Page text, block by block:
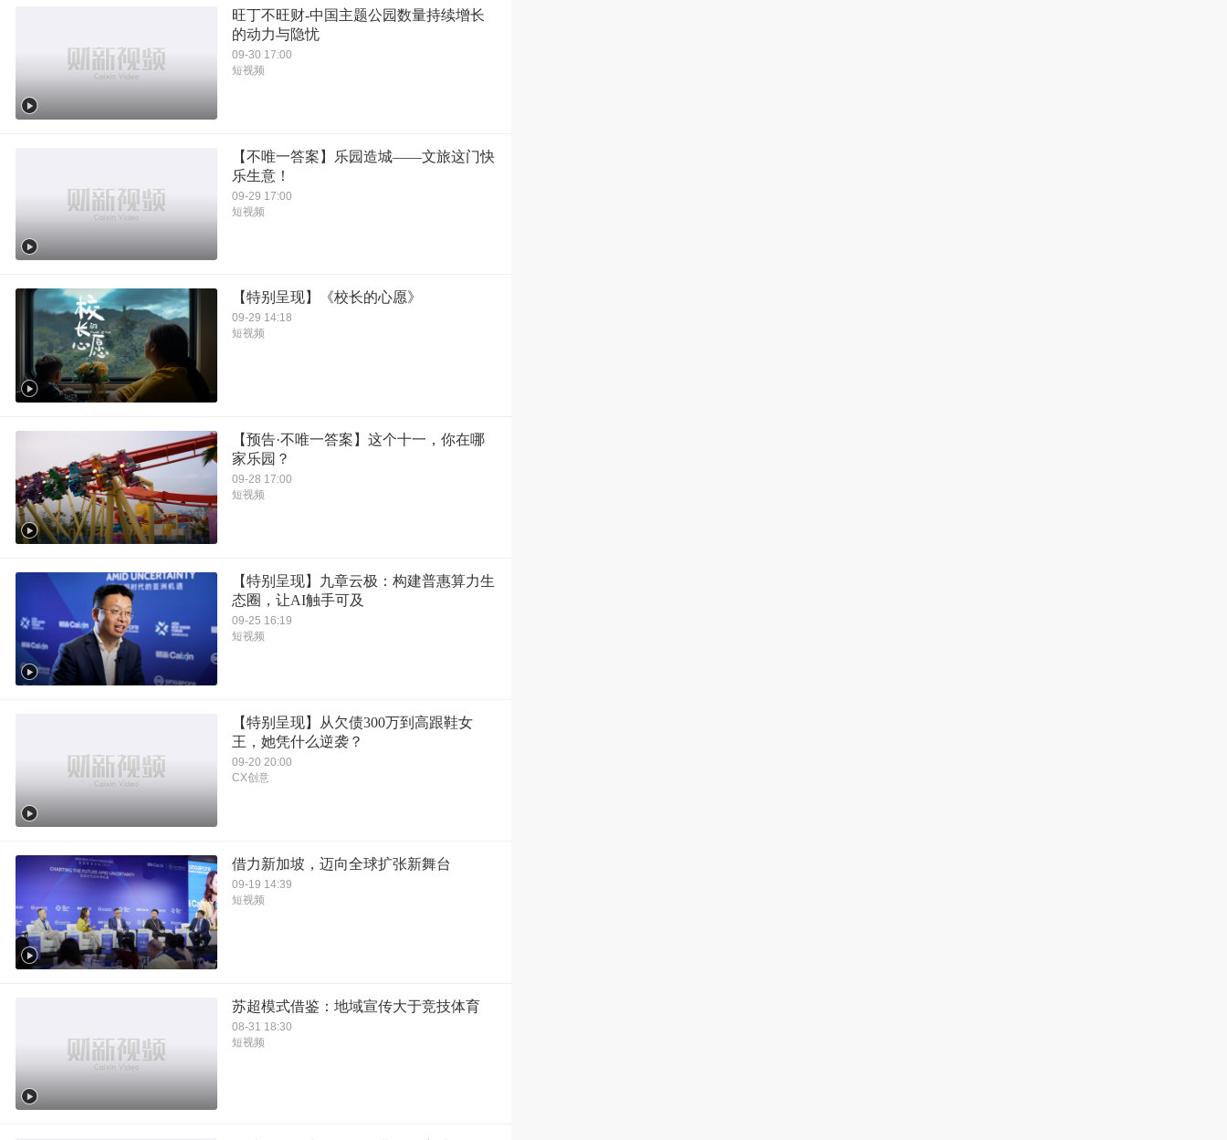
旺丁不旺财-中国主题公园数量持续增长
的动力与隐忧
09-30 17:00
短视频
【不唯一答案】乐园造城——文旅这门快
乐生意！
09-29 17:00
短视频
【特别呈现】《校长的心愿》
09-29 14:18
短视频
【预告·不唯一答案】这个十一，你在哪
家乐园？
09-28 17:00
短视频
【特别呈现】九章云极：构建普惠算力生
态圈，让AI触手可及
09-25 16:19
短视频
【特别呈现】从欠债300万到高跟鞋女
王，她凭什么逆袭？
09-20 20:00
CX创意
借力新加坡，迈向全球扩张新舞台
09-19 14:39
短视频
苏超模式借鉴：地域宣传大于竞技体育
08-31 18:30
短视频